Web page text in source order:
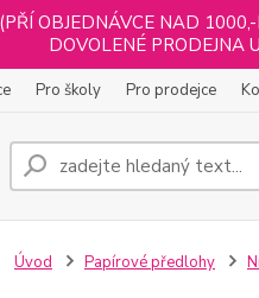
OBJEDNÁVCE NAD
DOVOLENÉ PRODEJNA
Pro školy Pro prodejce
Úvod Papírové předlohy